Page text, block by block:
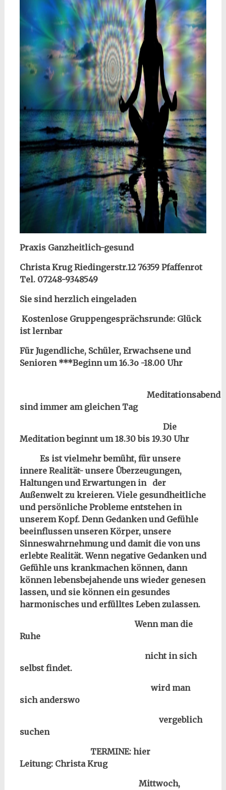
Praxis Ganzheitlich-gesund
Christa Krug Riedingerstr.12 76359 Pfaffenrot
Tel. 07248-9348549
Sie sind herzlich eingeladen
Kostenlose Gruppengesprächsrunde: Glück
ist lernbar
Für Jugendliche, Schüler, Erwachsene und
Senioren ***Beginn um 16.3o -18.00 Uhr
Meditationsabend
sind immer am gleichen Tag
Die
Meditation beginnt um 18.30 bis 19.30 Uhr
Es ist vielmehr bemüht, für unsere
innere Realität- unsere Überzeugungen,
Haltungen und Erwartungen in der
Außenwelt zu kreieren. Viele gesundheitliche
und persönliche Probleme entstehen in
unserem Kopf. Denn Gedanken und Gefühle
beeinflussen unseren Körper, unsere
Sinneswahrnehmung und damit die von uns
erlebte Realität. Wenn negative Gedanken und
Gefühle uns krankmachen können, dann
können lebensbejahende uns wieder genesen
lassen, und sie können ein gesundes
harmonisches und erfülltes Leben zulassen.
Wenn man die
Ruhe
nicht in sich
selbst findet.
wird man
sich anderswo
vergeblich
suchen
TERMINE: hier
Leitung: Christa Krug
Mittwoch,